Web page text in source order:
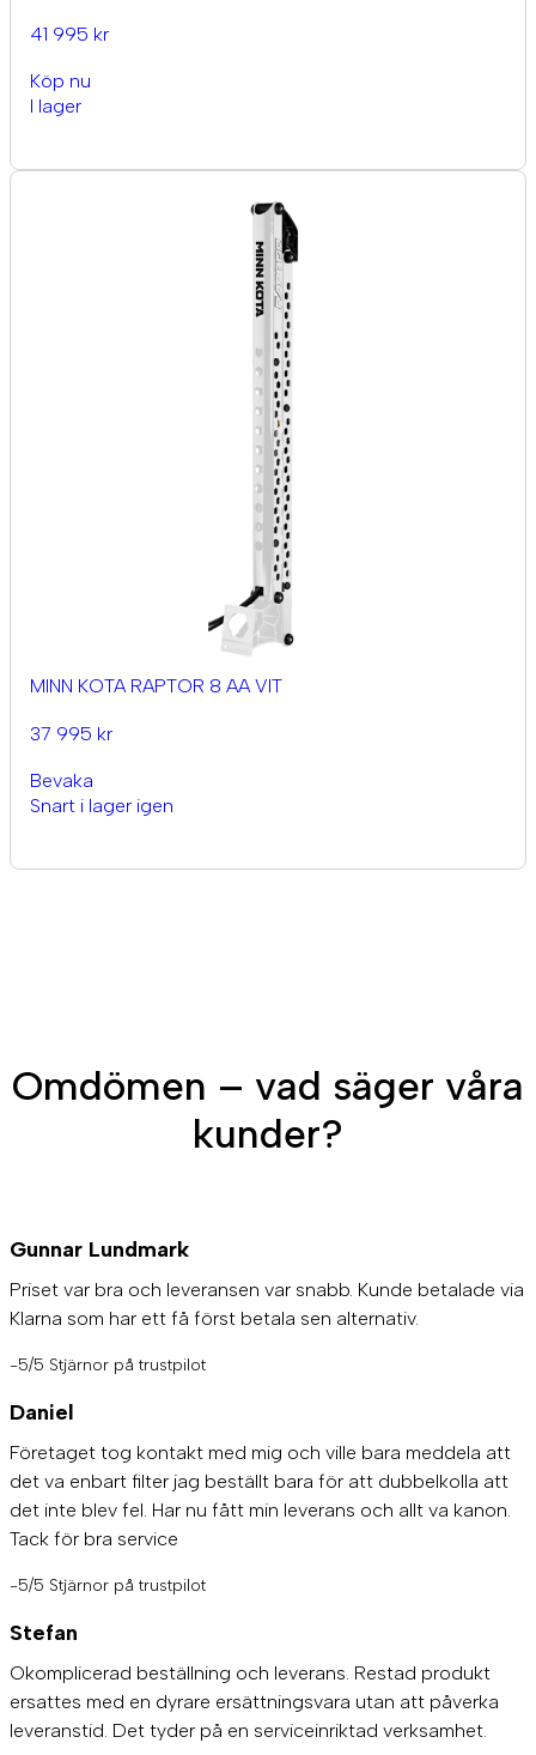
41 995 kr
Köp nu
I lager
MINN KOTA RAPTOR 8 AA VIT
37 995 kr
Bevaka
Snart i lager igen
Omdömen – vad säger våra
kunder?
Gunnar Lundmark
Priset var bra och leveransen var snabb. Kunde betalade via
Klarna som har ett få först betala sen alternativ.
-5/5 Stjärnor på trustpilot
Daniel
Företaget tog kontakt med mig och ville bara meddela att
det va enbart filter jag beställt bara för att dubbelkolla att
det inte blev fel. Har nu fått min leverans och allt va kanon.
Tack för bra service
-5/5 Stjärnor på trustpilot
Stefan
Okomplicerad beställning och leverans. Restad produkt
ersattes med en dyrare ersättningsvara utan att påverka
leveranstid. Det tyder på en serviceinriktad verksamhet.